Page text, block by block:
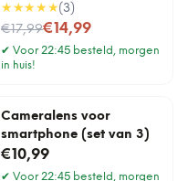
★★★★★(3)
€17,99
Nu voor€14,99
✔ Voor 22:45 besteld, morgen
in huis!
Cameralens voor
smartphone (set van 3)
€10,99
✔ Voor 22:45 besteld, morgen